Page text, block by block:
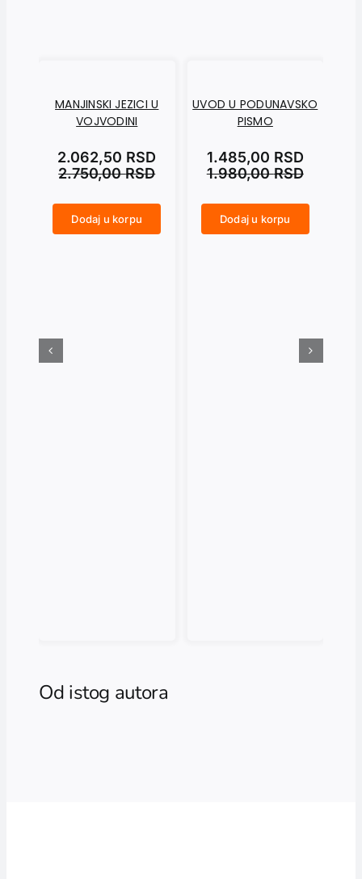
MANJINSKI JEZICI U
VOJVODINI
2.750,00RSD
2.062,50 RSD
Dodaj u korpu
UVOD U PODUNAVSKO
PISMO
1.980,00RSD
1.485,00 RSD
Dodaj u korpu
Od istog autora